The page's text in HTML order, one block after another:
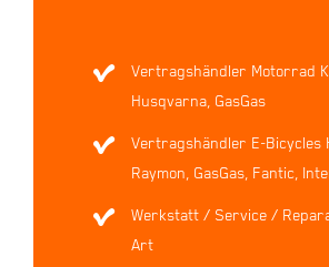
Vertragshändler Motorrad
Husqvarna, GasGas
Vertragshändler E-Bicycles
Raymon, GasGas, Fantic,
Werkstatt / Service /
Art